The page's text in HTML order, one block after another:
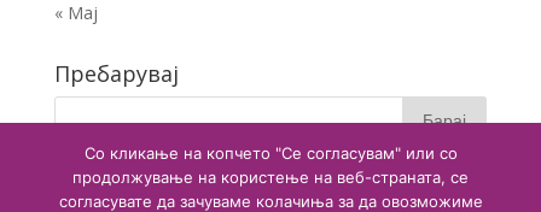
« Мај
Пребарувај
Со кликање на копчето "Се согласувам" или со
продолжување на користење на веб-страната, се
согласувате да зачуваме колачиња за да овозможиме